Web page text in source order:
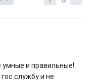
и правильные!
и не